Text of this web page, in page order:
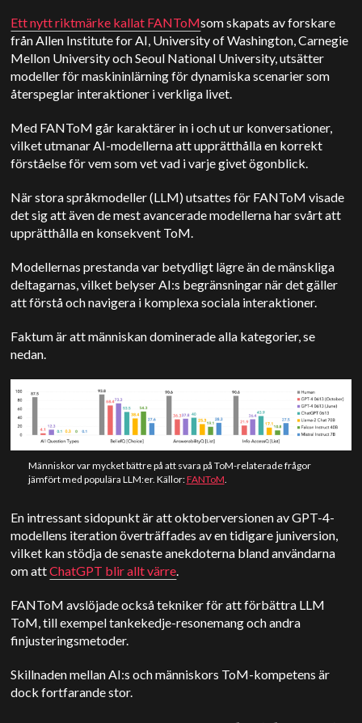
Ett nytt riktmärke kallat FANToMsom skapats av forskare
från Allen Institute for AI, University of Washington, Carnegie
Mellon University och Seoul National University, utsätter
modeller för maskininlärning för dynamiska scenarier som
återspeglar interaktioner i verkliga livet.
Med FANToM går karaktärer in i och ut ur konversationer,
vilket utmanar AI-modellerna att upprätthålla en korrekt
förståelse för vem som vet vad i varje givet ögonblick.
När stora språkmodeller (LLM) utsattes för FANToM visade
det sig att även de mest avancerade modellerna har svårt att
upprätthålla en konsekvent ToM.
Modellernas prestanda var betydligt lägre än de mänskliga
deltagarnas, vilket belyser AI:s begränsningar när det gäller
att förstå och navigera i komplexa sociala interaktioner.
Faktum är att människan dominerade alla kategorier, se
nedan.
Människor var mycket bättre på att svara på ToM-relaterade frågor
jämfört med populära LLM:er. Källor:FANToM
En intressant sidopunkt är att oktoberversionen av GPT-4-
modellens iteration överträffades av en tidigare juniversion,
vilket kan stödja de senaste anekdoterna bland användarna
om attChatGPT blir allt värre
FANToM avslöjade också tekniker för att förbättra LLM
ToM, till exempel tankekedje-resonemang och andra
finjusteringsmetoder.
Skillnaden mellan AI:s och människors ToM-kompetens är
dock fortfarande stor.